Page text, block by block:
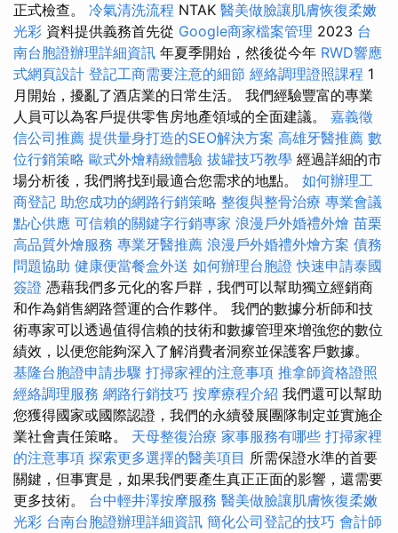
正式檢查。 冷氣清洗流程 NTAK 醫美做臉讓肌膚恢復柔嫩
光彩 資料提供義務首先從 Google商家檔案管理 2023 台
南台胞證辦理詳細資訊 年夏季開始，然後從今年 RWD響應
式網頁設計 登記工商需要注意的細節 經絡調理證照課程 1
月開始，擾亂了酒店業的日常生活。 我們經驗豐富的專業
人員可以為客戶提供零售房地產領域的全面建議。 嘉義徵
信公司推薦 提供量身打造的SEO解決方案 高雄牙醫推薦 數
位行銷策略 歐式外燴精緻體驗 拔罐技巧教學 經過詳細的市
場分析後，我們將找到最適合您需求的地點。 如何辦理工
商登記 助您成功的網路行銷策略 整復與整骨治療 專業會議
點心供應 可信賴的關鍵字行銷專家 浪漫戶外婚禮外燴 苗栗
高品質外燴服務 專業牙醫推薦 浪漫戶外婚禮外燴方案 債務
問題協助 健康便當餐盒外送 如何辦理台胞證 快速申請泰國
簽證 憑藉我們多元化的客戶群，我們可以幫助獨立經銷商
和作為銷售網路營運的合作夥伴。 我們的數據分析師和技
術專家可以透過值得信賴的技術和數據管理來增強您的數位
績效，以便您能夠深入了解消費者洞察並保護客戶數據。
基隆台胞證申請步驟 打掃家裡的注意事項 推拿師資格證照
經絡調理服務 網路行銷技巧 按摩療程介紹 我們還可以幫助
您獲得國家或國際認證，我們的永續發展團隊制定並實施企
業社會責任策略。 天母整復治療 家事服務有哪些 打掃家裡
的注意事項 探索更多選擇的醫美項目 所需保證水準的首要
關鍵，但事實是，如果我們要產生真正正面的影響，還需要
更多技術。 台中輕井澤按摩服務 醫美做臉讓肌膚恢復柔嫩
光彩 台南台胞證辦理詳細資訊 簡化公司登記的技巧 會計師